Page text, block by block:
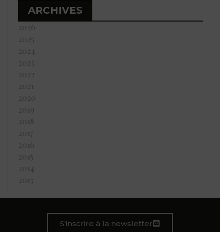
ARCHIVES
2026
2025
2024
2023
2022
2021
2020
2019
2018
2017
2016
2015
2014
2013
S'inscrire à la newsletter